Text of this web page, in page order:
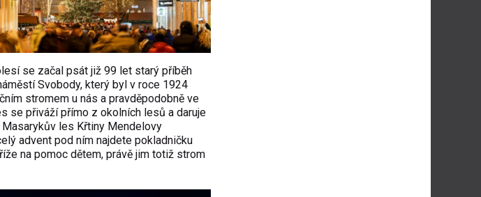
se začal psát již 99 let starý příběh
Svobody, který byl v roce 1924
stromem u nás a pravděpodobně ve
se přiváží přímo z okolních lesů a daruje
les Křtiny Mendelovy
advent pod ním najdete pokladničku
na pomoc dětem, právě jim totiž strom